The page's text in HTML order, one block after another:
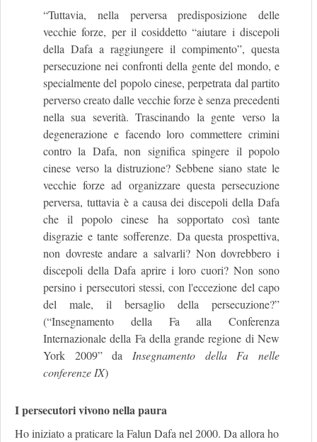
“Tuttavia, nella perversa predisposizione delle
vecchie forze, per il cosiddetto “aiutare i discepoli
della Dafa a raggiungere il compimento”, questa
persecuzione nei confronti della gente del mondo, e
specialmente del popolo cinese, perpetrata dal partito
perverso creato dalle vecchie forze è senza precedenti
nella sua severità. Trascinando la gente verso la
degenerazione e facendo loro commettere crimini
contro la Dafa, non significa spingere il popolo
cinese verso la distruzione? Sebbene siano state le
vecchie forze ad organizzare questa persecuzione
perversa, tuttavia è a causa dei discepoli della Dafa
che il popolo cinese ha sopportato così tante
disgrazie e tante sofferenze. Da questa prospettiva,
non dovreste andare a salvarli? Non dovrebbero i
discepoli della Dafa aprire i loro cuori? Non sono
persino i persecutori stessi, con l'eccezione del capo
del male, il bersaglio della persecuzione?”
(“Insegnamento della Fa alla Conferenza
Internazionale della Fa della grande regione di New
York 2009” da Insegnamento della Fa nelle
conferenze IX)
I persecutori vivono nella paura
Ho iniziato a praticare la Falun Dafa nel 2000. Da allora ho